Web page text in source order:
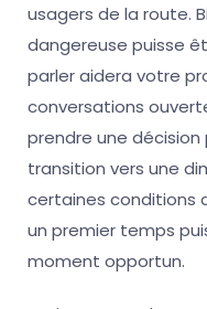
usagers de la route.
dangereuse puisse
parler aidera votre
conversations
prendre une
transition vers une
certaines conditions
un premier temps
moment opportun.